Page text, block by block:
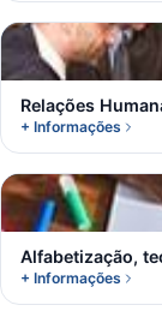
Relações
+ Informações
Alfabetização,
+ Informações